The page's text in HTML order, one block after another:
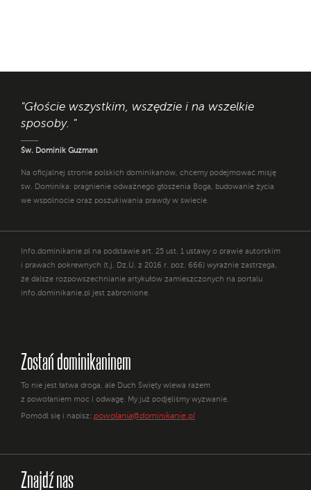
"Głoście wszystkim, wszędzie i na wszelkie
sposoby. "
Św. Dominik Guzman
Na oficjalnej stronie polskich dominikanów, chcemy podejmować misję
św. Dominika: pragnienie odważnego głoszenia Boga, budowanie życia
we wspólnocie oraz poszukiwania prawdy w świecie.
Info.dominikanie.pl na podstawie art. 25 ust. 1 ustawy o prawie autorskim
i prawach pokrewnych (t.j. Dz.U. z 2016 r. poz. 666) wyraźnie zastrzega,
że dalsze rozpowszechnianie artykułów zamieszczonych na portalu
info.dominikanie.pl jest zabronione.
Zostań dominikaninem
To nie jest łatwa droga, ale Duch Święty wlewa razem
z powołaniem moc i odwagę. My już podjęliśmy wyzwanie.
Pomódl się i napisz: powolania@dominikanie.pl
Znajdź nas